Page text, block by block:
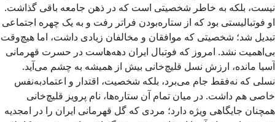
نیست، بلکه به خاطر شخصیتی است که در ذهن جامعه باقی گذاشت.
او فوتبالیستی بود که از ستاره‌بودن فراتر رفت و به یک چهره اجتماعی
تبدیل شد؛ شخصیتی که موافقان و مخالفان زیادی داشت، اما هیچ‌وقت
بی‌اهمیت نشد. امروز که فوتبال ایران دهه‌هاست در حسرت قهرمانی
آسیا مانده، ارزش نسل قلیچ‌خانی بیش از همیشه به چشم می‌آید.
نسلی که نه‌فقط جام می‌برد، بلکه شخصیت، اقتدار و اعتمادبه‌نفس
خاصی هم داشت. در میان تمام آن ستاره‌ها، نام پرویز قلیچ‌خانی
همچنان جایگاهی ویژه دارد؛ مردی که گل قهرمانی ایران را در امجدیه